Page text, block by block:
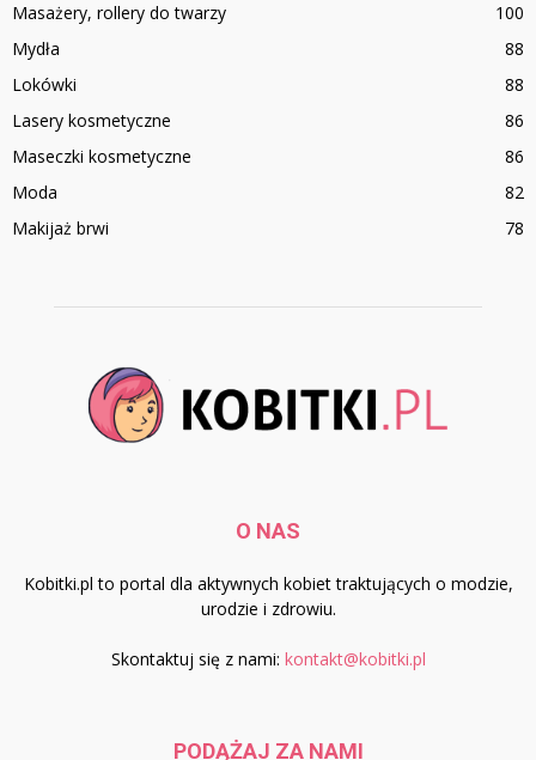
Masażery, rollery do twarzy
100
Mydła
88
Lokówki
88
Lasery kosmetyczne
86
Maseczki kosmetyczne
86
Moda
82
Makijaż brwi
78
O NAS
Kobitki.pl to portal dla aktywnych kobiet traktujących o modzie,
urodzie i zdrowiu.
Skontaktuj się z nami: kontakt@kobitki.pl
PODĄŻAJ ZA NAMI